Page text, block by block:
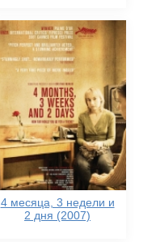
4 месяца, 3 недели и
2 дня (2007)